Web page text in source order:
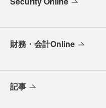
財務・会計Online
記事